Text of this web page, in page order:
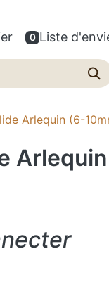
0 Liste
Arlequin (6-